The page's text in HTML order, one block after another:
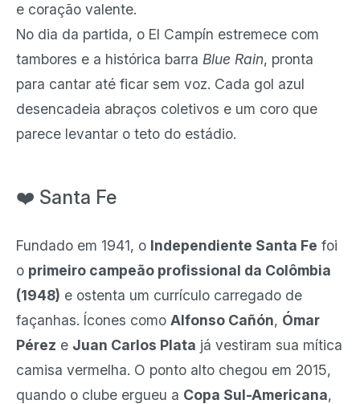
e coração valente.
No dia da partida, o El Campín estremece com
tambores e a histórica barra Blue Rain, pronta
para cantar até ficar sem voz. Cada gol azul
desencadeia abraços coletivos e um coro que
parece levantar o teto do estádio.
❤️ Santa Fe
Fundado em 1941, o Independiente Santa Fe foi
o primeiro campeão profissional da Colômbia
(1948) e ostenta um currículo carregado de
façanhas. Ícones como Alfonso Cañón, Ómar
Pérez e Juan Carlos Plata já vestiram sua mítica
camisa vermelha. O ponto alto chegou em 2015,
quando o clube ergueu a Copa Sul-Americana,